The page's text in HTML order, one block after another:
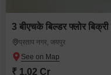
3 बीएचके बिल्डर फ्लोर
प्रताप नगर, जयपुर
₹ 1.02 Cr